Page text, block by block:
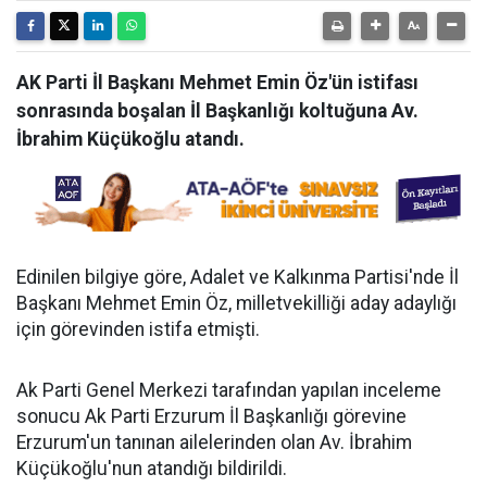
AK Parti İl Başkanı Mehmet Emin Öz'ün istifası
sonrasında boşalan İl Başkanlığı koltuğuna Av.
İbrahim Küçükoğlu atandı.
Edinilen bilgiye göre, Adalet ve Kalkınma Partisi'nde İl
Başkanı Mehmet Emin Öz, milletvekilliği aday adaylığı
için görevinden istifa etmişti.
Ak Parti Genel Merkezi tarafından yapılan inceleme
sonucu Ak Parti Erzurum İl Başkanlığı görevine
Erzurum'un tanınan ailelerinden olan Av. İbrahim
Küçükoğlu'nun atandığı bildirildi.